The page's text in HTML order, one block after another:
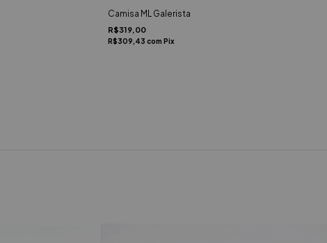
Camisa ML Galerista
R$319,00
R$309,43com Pix